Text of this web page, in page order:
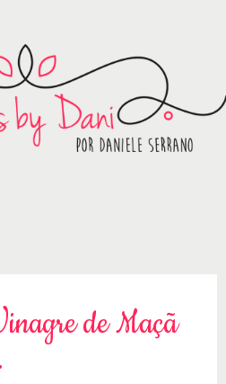
de Maçã